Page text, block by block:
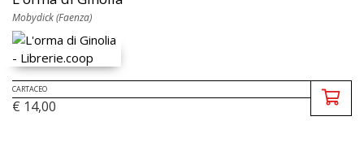
Mobydick (Faenza)
CARTACEO
€ 14,00